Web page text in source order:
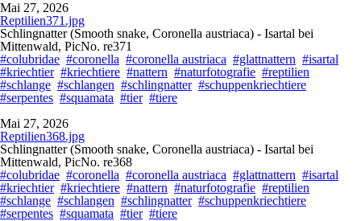
Mai 27, 2026
Reptilien371.jpg
Schlingnatter (Smooth snake, Coronella austriaca) - Isartal bei
Mittenwald, PicNo. re371
#colubridae #coronella #coronella austriaca #glattnattern #isartal
#kriechtier #kriechtiere #nattern #naturfotografie #reptilien
#schlange #schlangen #schlingnatter #schuppenkriechtiere
#serpentes #squamata #tier #tiere
Mai 27, 2026
Reptilien368.jpg
Schlingnatter (Smooth snake, Coronella austriaca) - Isartal bei
Mittenwald, PicNo. re368
#colubridae #coronella #coronella austriaca #glattnattern #isartal
#kriechtier #kriechtiere #nattern #naturfotografie #reptilien
#schlange #schlangen #schlingnatter #schuppenkriechtiere
#serpentes #squamata #tier #tiere